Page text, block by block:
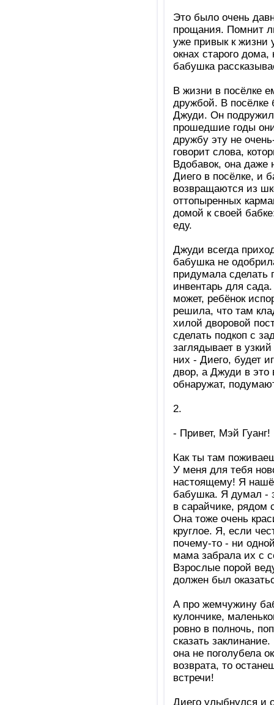
Это было очень
прощания. Помнит
уже привык к
окнах старого
бабушка
В жизни в посёлке
дружбой. В посёлке
Джуди. Он
прошедшие годы
дружбу эту не
говорит слова,
Вдобавок, она даже
Диего в посёлке, и
возвращаются из
оттопыренных
домой к своей
еду.
Джуди всегда
бабушка не
придумала сделать
инвентарь для
может, ребёнок
решила, что там
хилой дворовой
сделать подкоп с
заглядывает в
них - Диего, будет
двор, а Джуди в это
обнаружат,
2.
- Привет, Мэй Гуанг!
Как ты там
У меня для тебя
настоящему! Я
бабушка. Я думал -
в сарайчике,
Она тоже очень
круглое. Я, если
почему-то - ни
мама забрала их с
Взрослые порой
должен был
А про жемчужину
кулончике,
ровно в полночь,
сказать
она не поголубела
возврата, то
встречи!
Диего улыбнулся и